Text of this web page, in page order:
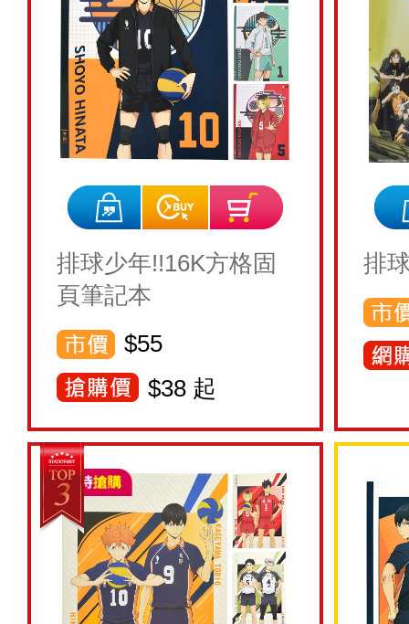
排球少年!!16K方格固
頁筆記本
$55
$38 起
排